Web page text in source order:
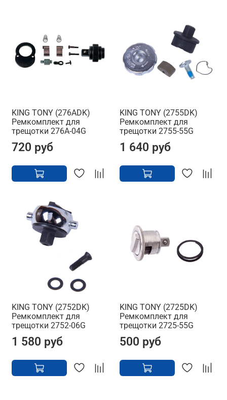
KING TONY (276ADK)
Ремкомплект для
трещотки 276A-04G
720 руб
KING TONY (2755DK)
Ремкомплект для
трещотки 2755-55G
1 640 руб
KING TONY (2752DK)
Ремкомплект для
трещотки 2752-06G
1 580 руб
KING TONY (2725DK)
Ремкомплект для
трещотки 2725-55G
500 руб